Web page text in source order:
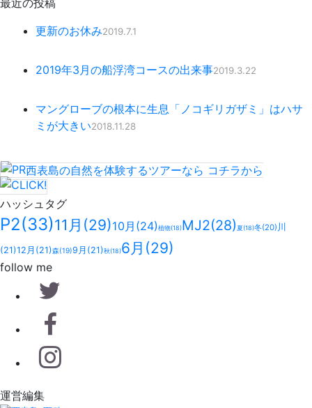
更新のお休み2019.7.1
2019年3月の船浮湾コースの出来事2019.3.22
マングローブの根本に生息「ノコギリガザミ」はハサ
ミが大きい2018.11.28
西表島の自然を体験するツアーなら コチラから
ハッシュタグ
P2(33)11月 (29)10月 (24)植物(18)MJ2(28)夏(18)冬(20) 川
(21)12月 (21)森(19)9月 (21)秋(18)6月 (29)
follow me
運営編集